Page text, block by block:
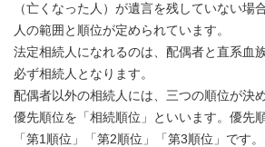
（亡くなった人）が遺言を残していない場
人の範囲と順位が定められています。
法定相続人になれるのは、配偶者と直系血
必ず相続人となります。
配偶者以外の相続人には、三つの順位が決
優先順位を「相続順位」といいます。優先
「第1順位」「第2順位」「第3順位」です